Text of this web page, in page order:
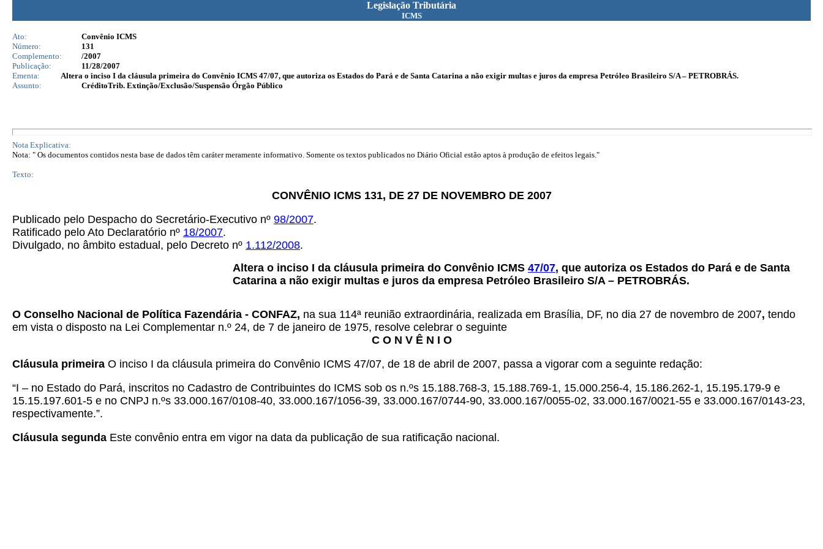
Legislação Tributária
ICMS
Ato:
Convênio ICMS
Número:
131
Complemento:
/2007
Publicação:
11/28/2007
Ementa:
Altera o inciso I da cláusula primeira do Convênio ICMS 47/07, que autoriza os Estados do Pará e de Santa Catarina a não exigir multas e juros da empresa Petróleo Brasileiro S/A – PETROBRÁS.
Assunto:
CréditoTrib. Extinção/Exclusão/Suspensão Órgão Público
Nota Explicativa:
Nota: " Os documentos contidos nesta base de dados têm caráter meramente informativo. Somente os textos publicados no Diário Oficial estão aptos à produção de efeitos legais."
Texto:
CONVÊNIO ICMS 131, DE 27 DE NOVEMBRO DE 2007
Publicado pelo Despacho do Secretário-Executivo nº 98/2007.
Ratificado pelo Ato Declaratório nº 18/2007.
Divulgado, no âmbito estadual, pelo Decreto nº 1.112/2008.
Altera o inciso I da cláusula primeira do Convênio ICMS 47/07, que autoriza os Estados do Pará e de Santa
Catarina a não exigir multas e juros da empresa Petróleo Brasileiro S/A – PETROBRÁS.
O Conselho Nacional de Política Fazendária - CONFAZ, na sua 114ª reunião extraordinária, realizada em Brasília, DF, no dia 27 de novembro de 2007, tendo
em vista o disposto na Lei Complementar n.º 24, de 7 de janeiro de 1975, resolve celebrar o seguinte
C O N V Ê N I O
Cláusula primeira O inciso I da cláusula primeira do Convênio ICMS 47/07, de 18 de abril de 2007, passa a vigorar com a seguinte redação:
“I – no Estado do Pará, inscritos no Cadastro de Contribuintes do ICMS sob os n.ºs 15.188.768-3, 15.188.769-1, 15.000.256-4, 15.186.262-1, 15.195.179-9 e
15.15.197.601-5 e no CNPJ n.ºs 33.000.167/0108-40, 33.000.167/1056-39, 33.000.167/0744-90, 33.000.167/0055-02, 33.000.167/0021-55 e 33.000.167/0143-23,
respectivamente.”.
Cláusula segunda Este convênio entra em vigor na data da publicação de sua ratificação nacional.